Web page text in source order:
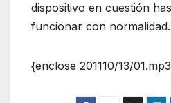
dispositivo en cuestión
funcionar con normalidad.
{enclose 201110/13/